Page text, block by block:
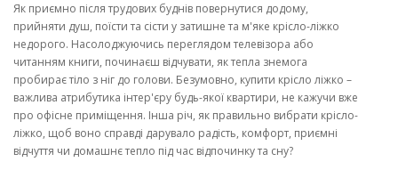
Як приємно після трудових буднів повернутися додому,
прийняти душ, поїсти та сісти у затишне та м'яке крісло-ліжко
недорого. Насолоджуючись переглядом телевізора або
читанням книги, починаєш відчувати, як тепла знемога
пробирає тіло з ніг до голови. Безумовно, купити крісло ліжко –
важлива атрибутика інтер'єру будь-якої квартири, не кажучи вже
про офісне приміщення. Інша річ, як правильно вибрати крісло-
ліжко, щоб воно справді дарувало радість, комфорт, приємні
відчуття чи домашнє тепло під час відпочинку та сну?